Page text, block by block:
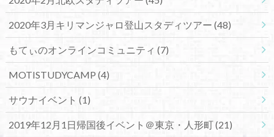
2020年3月キリマンジャロ登山スタディツアー (48)
もてぃのオンラインコミュニティ (7)
MOTISTUDYCAMP (4)
サウナイベント (1)
2019年12月1日帰国後イベント＠東京・人形町(21)